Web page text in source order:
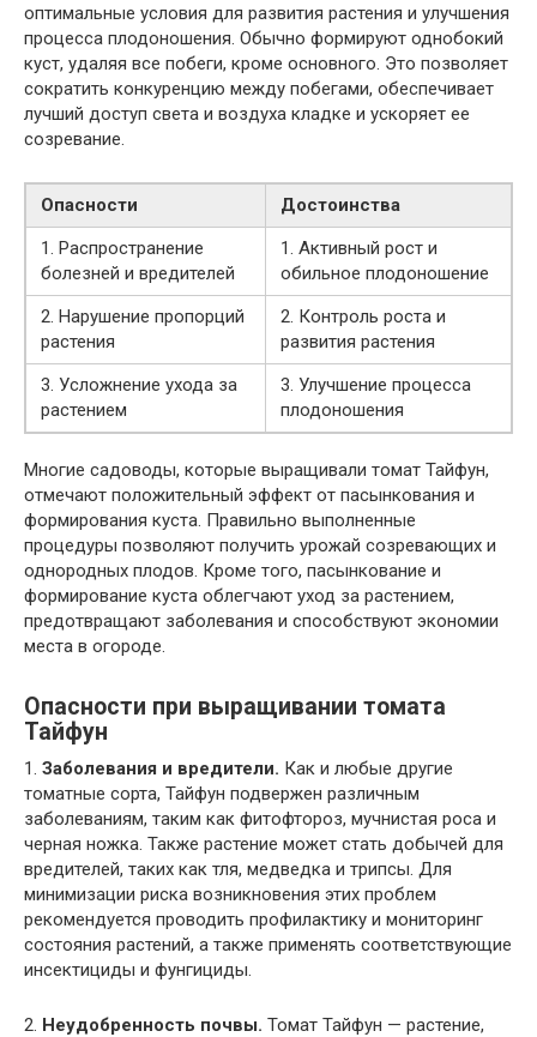
оптимальные условия для развития растения и улучшения
процесса плодоношения. Обычно формируют однобокий
куст, удаляя все побеги, кроме основного. Это позволяет
сократить конкуренцию между побегами, обеспечивает
лучший доступ света и воздуха кладке и ускоряет ее
созревание.
Опасности
Достоинства
1. Распространение
болезней и вредителей
1. Активный рост и
обильное плодоношение
2. Нарушение пропорций
растения
2. Контроль роста и
развития растения
3. Усложнение ухода за
растением
3. Улучшение процесса
плодоношения
Многие садоводы, которые выращивали томат Тайфун,
отмечают положительный эффект от пасынкования и
формирования куста. Правильно выполненные
процедуры позволяют получить урожай созревающих и
однородных плодов. Кроме того, пасынкование и
формирование куста облегчают уход за растением,
предотвращают заболевания и способствуют экономии
места в огороде.
Опасности при выращивании томата
Тайфун
1. Заболевания и вредители. Как и любые другие
томатные сорта, Тайфун подвержен различным
заболеваниям, таким как фитофтороз, мучнистая роса и
черная ножка. Также растение может стать добычей для
вредителей, таких как тля, медведка и трипсы. Для
минимизации риска возникновения этих проблем
рекомендуется проводить профилактику и мониторинг
состояния растений, а также применять соответствующие
инсектициды и фунгициды.
2. Неудобренность почвы. Томат Тайфун — растение,